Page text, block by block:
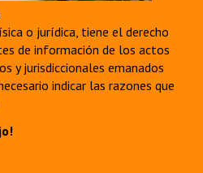
o jurídica, tiene el derecho
de información de los actos
y jurisdiccionales emanados
indicar las razones que